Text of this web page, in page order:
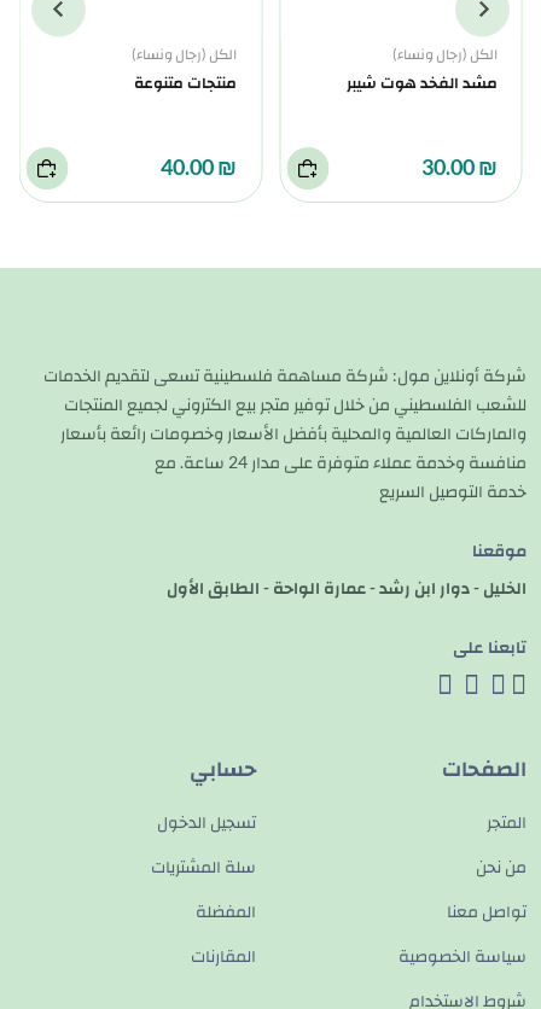
الكل (رجال ونساء)
مشد الفخد هوت شيبر
₪ 30.00
الكل (رجال ونساء)
منتجات متنوعة
₪ 40.00
شركة أونلاين مول: شركة مساهمة فلسطينية تسعى لتقديم الخدمات
للشعب الفلسطيني من خلال توفير متجر بيع الكتروني لجميع المنتجات
والماركات العالمية والمحلية بأفضل الأسعار وخصومات رائعة بأسعار
منافسة وخدمة عملاء متوفرة على مدار 24 ساعة. مع
خدمة التوصيل السريع
موقعنا
الخليل - دوار ابن رشد - عمارة الواحة - الطابق الأول
تابعنا على
الصفحات
المتجر
من نحن
تواصل معنا
سياسة الخصوصية
شروط الاستخدام
حسابي
تسجيل الدخول
سلة المشتريات
المفضلة
المقارنات